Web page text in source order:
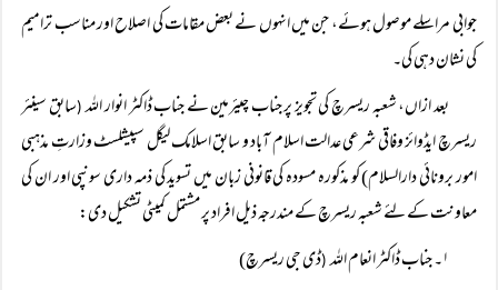
جوابی مراسلے موصول ہوئے، جن میں انہوں نے بعض مقامات کی اصلاح اور مناسب ترامیم
کی نشان دہی کی۔
بعد ازاں، شعبہ ریسرچ کی تجویز پر جناب چیئرمین نے جناب ڈاکٹر انوار اللہ(سابق سینئر
ریسرچ ایڈوائز وفاقی شرعی عدالت اسلام آباد و سابق اسلامک لیگل سپیشلسٹ وزارتِ مذہبی
امور برونائی دارالسلام) کو مذکورہ مسودہ کی قانونی زبان میں تسوید کی ذمہ داری سونپی اور ان کی
معاونت کے لئے شعبہ ریسرچ کے مندرجہ ذیل افراد پر مشتمل کمیٹی تشکیل دی:
۱۔ جناب ڈاکٹر انعام اللہ
(ڈی جی ریسرچ)